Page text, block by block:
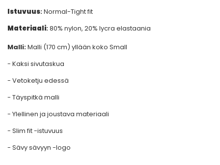
Istuvuus:Normal-Tight fit
Materiaali:80% nylon, 20% lycra elastaania
Malli:Malli (170 cm) yllään koko Small
- Kaksi sivutaskua
- Vetoketju edessä
- Täyspitkä malli
- Ylellinen ja joustava materiaali
- Slim fit -istuvuus
- Sävy sävyyn -logo